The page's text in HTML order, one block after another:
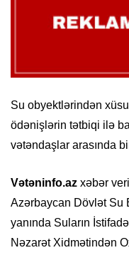
Su obyektlərindən
ödənişlərin tətbiqi ilə
vətəndaşlar arasında
Vətəninfo.az xəbər
Azərbaycan Dövlət Su
yanında Suların
Nəzarət Xidmətindən